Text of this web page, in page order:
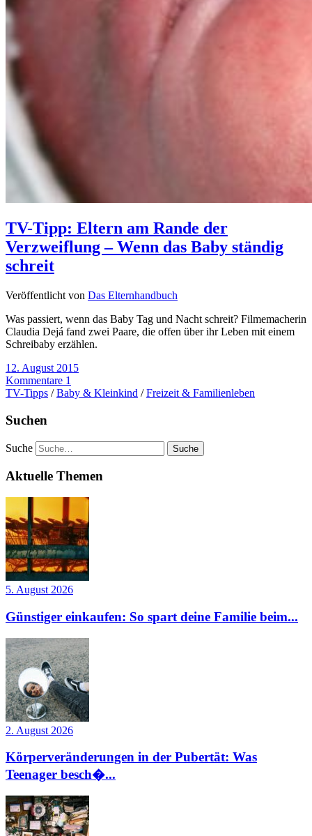
TV-Tipp: Eltern am Rande der
Verzweiflung – Wenn das Baby ständig
schreit
Veröffentlicht von Das Elternhandbuch
Was passiert, wenn das Baby Tag und Nacht schreit? Filmemacherin
Claudia Dejá fand zwei Paare, die offen über ihr Leben mit einem
Schreibaby erzählen.
12. August 2015
Kommentare 1
TV-Tipps /Baby & Kleinkind /Freizeit & Familienleben
Suchen
Suche
Aktuelle Themen
5. August 2026
Günstiger einkaufen: So spart deine Familie beim...
2. August 2026
Körperveränderungen in der Pubertät: Was
Teenager besch�...